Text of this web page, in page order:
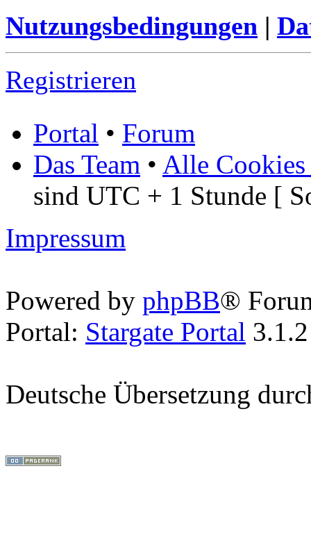
Nutzungsbedingungen |
Registrieren
Portal • Forum
Das Team • Alle Cookies
sind UTC + 1 Stunde [
Impressum
Powered by phpBB®
Portal: Stargate Portal
Deutsche Übersetzung